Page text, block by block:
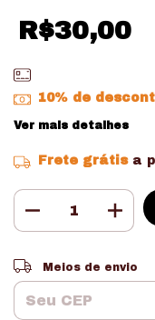
R$30,00
10% de
Ver mais detalhes
Frete grátis a
Entregas para o CEP:
Meios de envio